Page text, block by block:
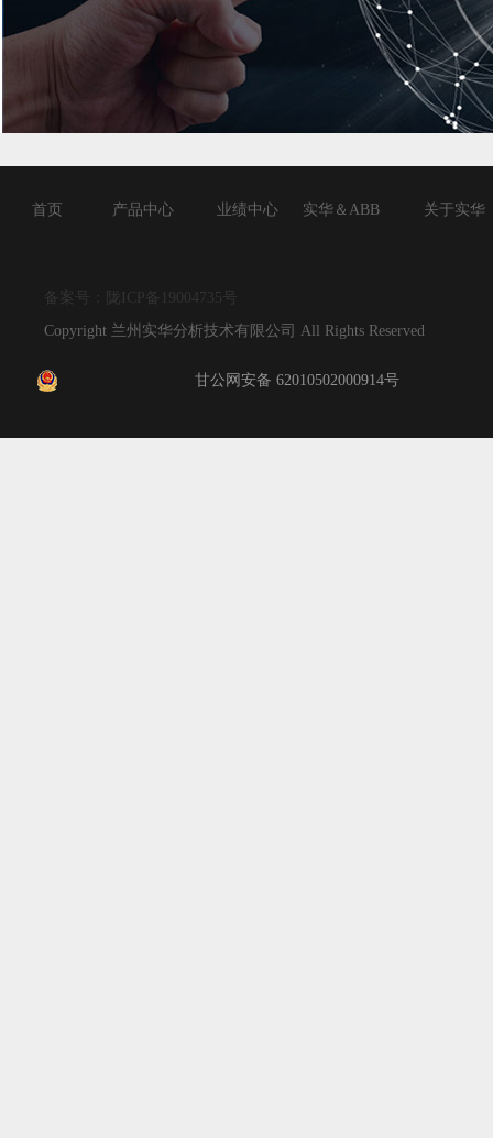
首页 产品中心 业绩中心 实华＆ABB 关于实华
备案号：陇ICP备19004735号
Copyright 兰州实华分析技术有限公司 All Rights Reserved
甘公网安备 62010502000914号